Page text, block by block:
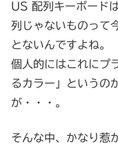
US 配列キーボード
列じゃないものっ
とないんですよね。
個人的にはこれにプ
るカラー」というの
が・・・。
そんな中、かなり惹